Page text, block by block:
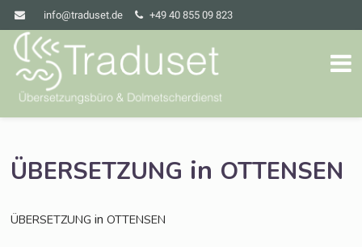
info@traduset.de +49 40 855 09 823
ÜBERSETZUNG in OTTENSEN
ÜBERSETZUNG inOTTENSEN